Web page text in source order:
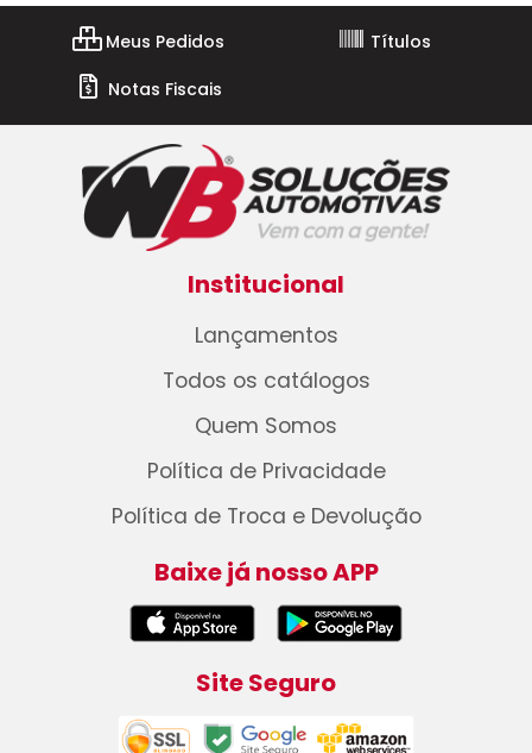
Meus Pedidos
Títulos
Notas Fiscais
Institucional
Lançamentos
Todos os catálogos
Quem Somos
Política de Privacidade
Política de Troca e Devolução
Baixe já nosso APP
Site Seguro